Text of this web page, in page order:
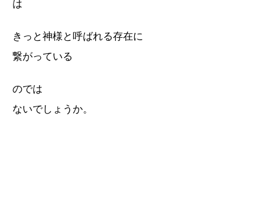
は
きっと神様と呼ばれる存在に
繋がっている
のでは
ないでしょうか。